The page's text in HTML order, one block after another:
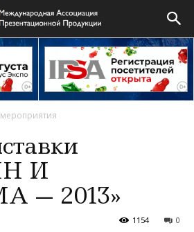
И
— 2013»
0
1154